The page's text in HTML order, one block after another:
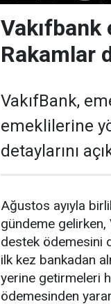
Rakamlar
VakıfBank,
emeklilerine
detaylarını
Ağustos ayıyla
gündeme gelirken,
destek ödemesini
ilk kez bankadan
yerine getirmeleri
ödemesinden